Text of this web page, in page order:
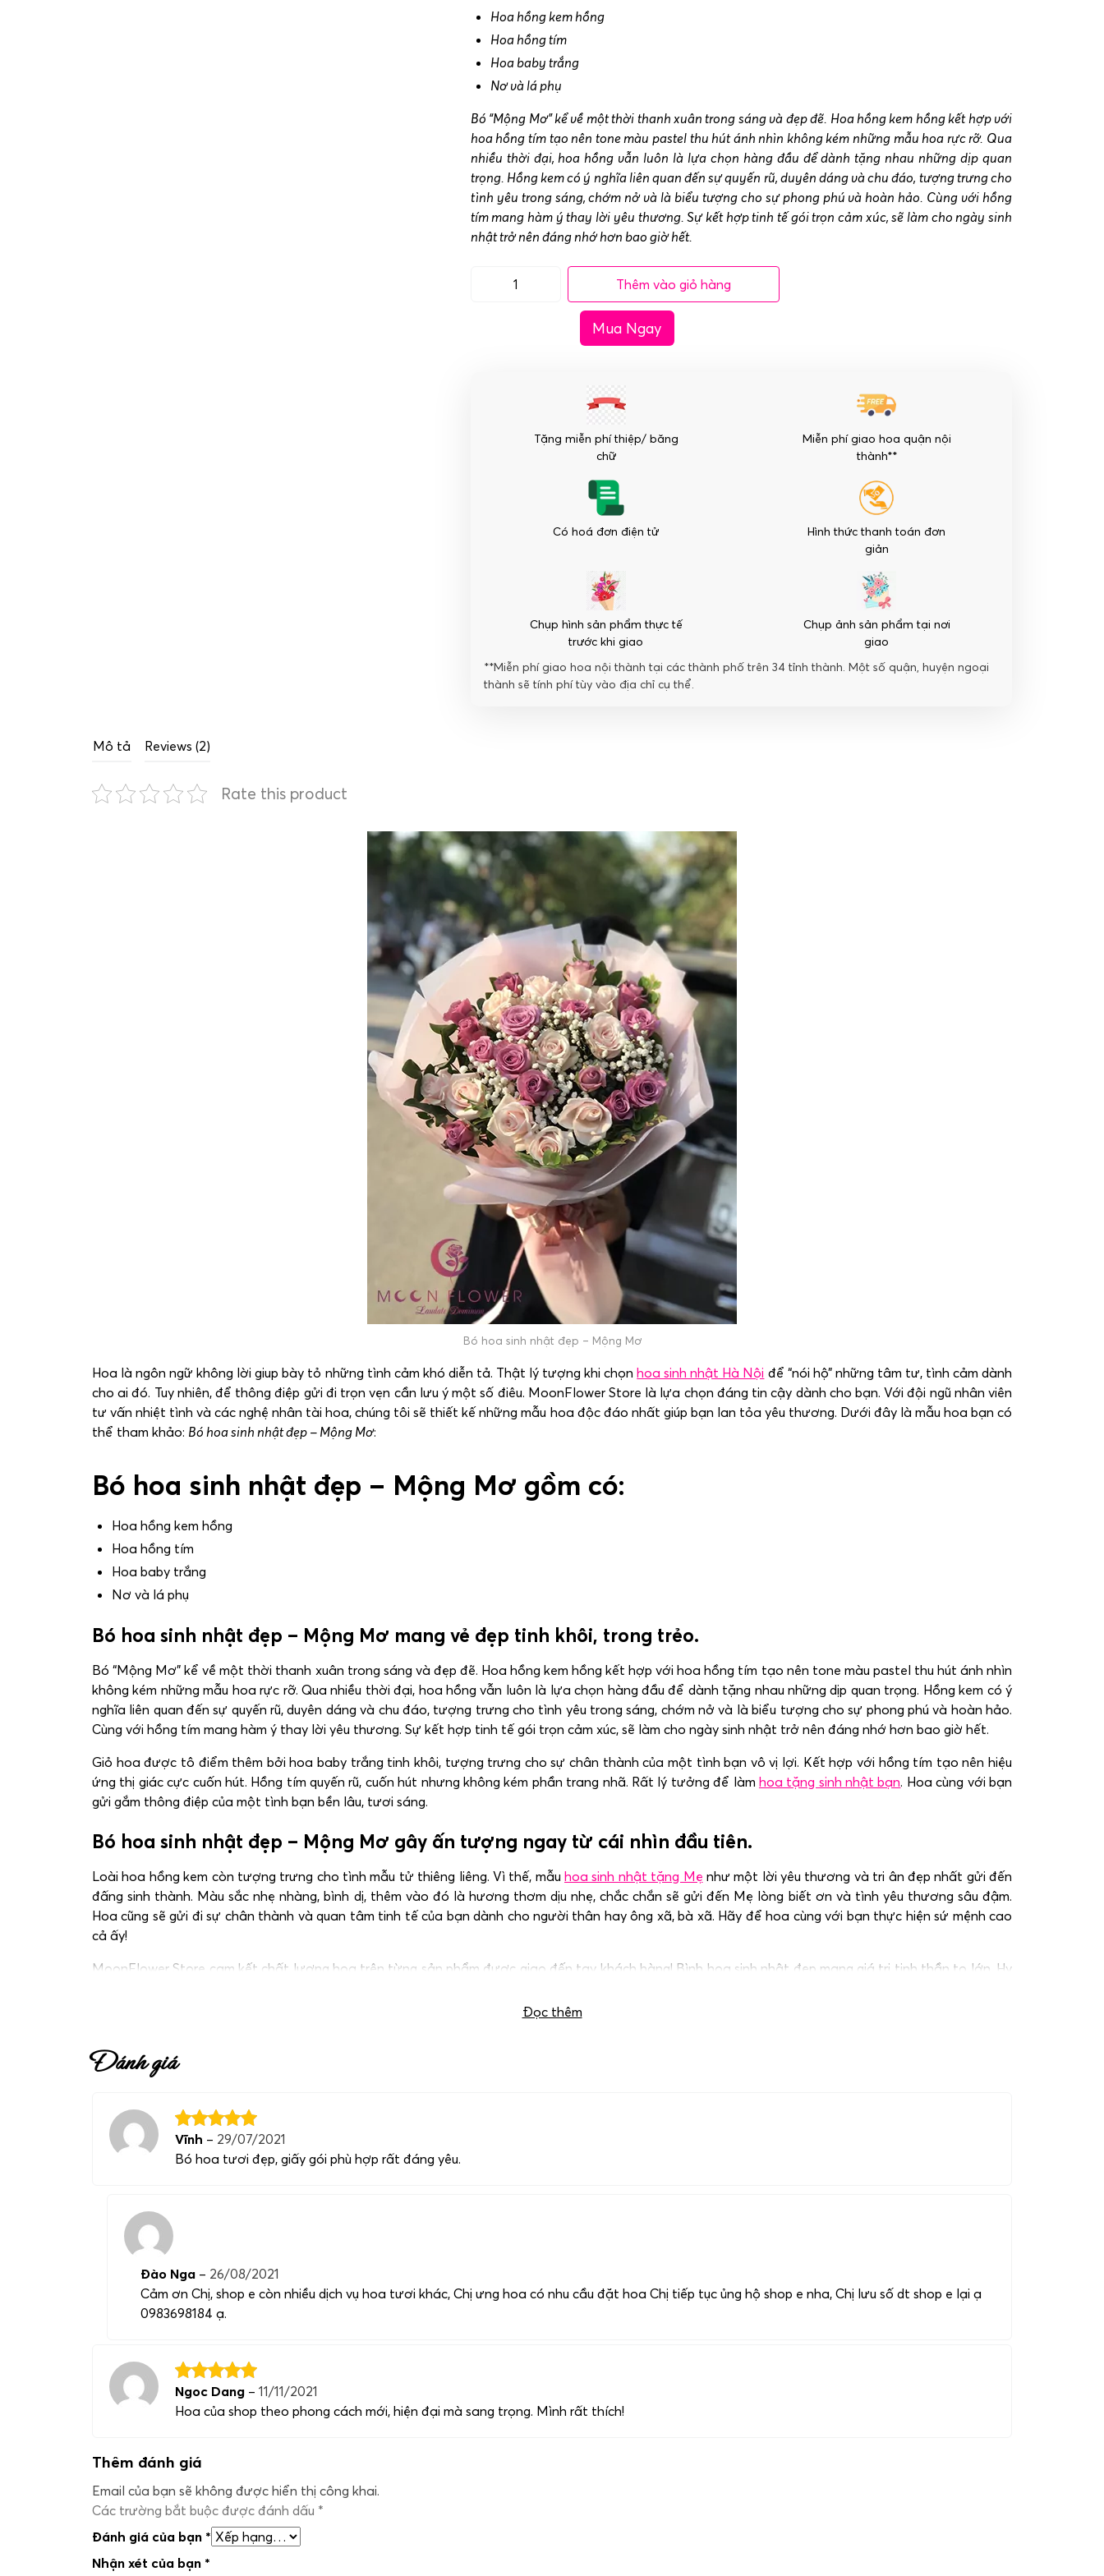
Hoa hồng kem hồng
Hoa hồng tím
Hoa baby trắng
Nơ và lá phụ
Bó “Mộng Mơ” kể về một thời thanh xuân trong sáng và đẹp đẽ. Hoa hồng kem hồng kết hợp với
hoa hồng tím tạo nên tone màu pastel thu hút ánh nhìn không kém những mẫu hoa rực rỡ. Qua
nhiều thời đại, hoa hồng vẫn luôn là lựa chọn hàng đầu để dành tặng nhau những dịp quan
trọng. Hồng kem có ý nghĩa liên quan đến sự quyến rũ, duyên dáng và chu đáo, tượng trưng cho
tình yêu trong sáng, chớm nở và là biểu tượng cho sự phong phú và hoàn hảo. Cùng với hồng
tím mang hàm ý thay lời yêu thương. Sự kết hợp tinh tế gói trọn cảm xúc, sẽ làm cho ngày sinh
nhật trở nên đáng nhớ hơn bao giờ hết.
Bó
Mơ
Thêm vào giỏ hàng
Mua Ngay
Tặng miễn phí thiệp/ băng
chữ
Miễn phí giao hoa quận nội
thành**
Có hoá đơn điện tử
Hình thức thanh toán đơn
giản
Chụp hình sản phẩm thực tế
trước khi giao
Chụp ảnh sản phẩm tại nơi
giao
**Miễn phí giao hoa nội thành tại các thành phố trên 34 tỉnh thành. Một số quận, huyện ngoại
thành sẽ tính phí tùy vào địa chỉ cụ thể.
Mô tả Reviews (2)
Rate this product
Bó hoa sinh nhật đẹp – Mộng Mơ
Hoa là ngôn ngữ không lời giup bày tỏ những tình cảm khó diễn tả. Thật lý tượng khi chọnhoa sinh nhật Hà Nội để “nói hộ” những tâm tư, tình cảm dành
cho ai đó. Tuy nhiên, để thông điệp gửi đi trọn vẹn cần lưu ý một số điêu. MoonFlower Store là lựa chọn đáng tin cậy dành cho bạn. Với đội ngũ nhân viên
tư vấn nhiệt tình và các nghệ nhân tài hoa, chúng tôi sẽ thiết kế những mẫu hoa độc đáo nhất giúp bạn lan tỏa yêu thương. Dưới đây là mẫu hoa bạn có
thể tham khảo: Bó hoa sinh nhật đẹp – Mộng Mơ:
Bó hoa sinh nhật đẹp – Mộng Mơ gồm có:
Hoa hồng kem hồng
Hoa hồng tím
Hoa baby trắng
Nơ và lá phụ
Bó hoa sinh nhật đẹp – Mộng Mơ mang vẻ đẹp tinh khôi, trong trẻo.
Bó “Mộng Mơ” kể về một thời thanh xuân trong sáng và đẹp đẽ. Hoa hồng kem hồng kết hợp với hoa hồng tím tạo nên tone màu pastel thu hút ánh nhìn
không kém những mẫu hoa rực rỡ. Qua nhiều thời đại, hoa hồng vẫn luôn là lựa chọn hàng đầu để dành tặng nhau những dịp quan trọng. Hồng kem có ý
nghĩa liên quan đến sự quyến rũ, duyên dáng và chu đáo, tượng trưng cho tình yêu trong sáng, chớm nở và là biểu tượng cho sự phong phú và hoàn hảo.
Cùng với hồng tím mang hàm ý thay lời yêu thương. Sự kết hợp tinh tế gói trọn cảm xúc, sẽ làm cho ngày sinh nhật trở nên đáng nhớ hơn bao giờ hết.
Giỏ hoa được tô điểm thêm bởi hoa baby trắng tinh khôi, tượng trưng cho sự chân thành của một tình bạn vô vị lợi. Kết hợp với hồng tím tạo nên hiệu
ứng thị giác cực cuốn hút. Hồng tím quyến rũ, cuốn hút nhưng không kém phần trang nhã. Rất lý tưởng để làm hoa tặng sinh nhật bạn. Hoa cùng với bạn
gửi gắm thông điệp của một tình bạn bền lâu, tươi sáng.
Bó hoa sinh nhật đẹp – Mộng Mơ gây ấn tượng ngay từ cái nhìn đầu tiên.
Loài hoa hồng kem còn tượng trưng cho tình mẫu tử thiêng liêng. Vì thế, mẫu hoa sinh nhật tặng Mẹ như một lời yêu thương và tri ân đẹp nhất gửi đến
đấng sinh thành. Màu sắc nhẹ nhàng, bình dị, thêm vào đó là hương thơm dịu nhẹ, chắc chắn sẽ gửi đến Mẹ lòng biết ơn và tình yêu thương sâu đậm.
Hoa cũng sẽ gửi đi sự chân thành và quan tâm tinh tế của bạn dành cho người thân hay ông xã, bà xã. Hãy để hoa cùng với bạn thực hiện sứ mệnh cao
cả ấy!
MoonFlower Store cam kết chất lượng hoa trên từng sản phẩm được giao đến tay khách hàng! Bình hoa sinh nhật đẹp mang giá trị tinh thần to lớn. Hy
Đọc thêm
Đánh giá
Vĩnh – 29/07/2021
Bó hoa tươi đẹp, giấy gói phù hợp rất đáng yêu.
Đào Nga – 26/08/2021
Cảm ơn Chị, shop e còn nhiều dịch vụ hoa tươi khác, Chị ưng hoa có nhu cầu đặt hoa Chị tiếp tục ủng hộ shop e nha, Chị lưu số dt shop e lại ạ
0983698184 ạ.
Ngoc Dang – 11/11/2021
Hoa của shop theo phong cách mới, hiện đại mà sang trọng. Mình rất thích!
Thêm đánh giá
Email của bạn sẽ không được hiển thị công khai.
Các trường bắt buộc được đánh dấu *
Đánh giá của bạn *
Nhận xét của bạn *